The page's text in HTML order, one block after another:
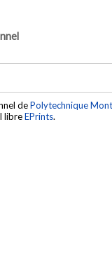
dePolytechnique
libreEPrints.